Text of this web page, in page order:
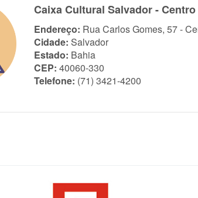
Caixa Cultural Salvador - Centro
Endereço: Rua Carlos Gomes, 57 -
Cidade: Salvador
Estado: Bahia
CEP: 40060-330
Telefone: (71) 3421-4200